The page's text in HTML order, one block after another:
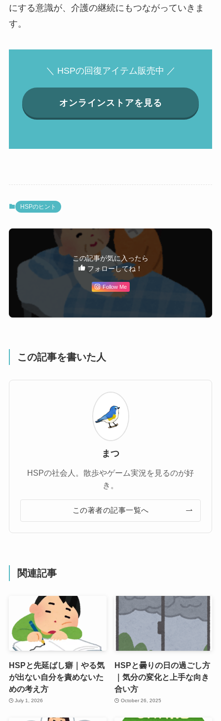
にする意識が、介護の継続にもつながっていきま
す。
＼ HSPの回復アイテム販売中 ／
オンラインストアを見る
HSPのヒント
この記事が気に入ったら
フォローしてね！
Follow Me
この記事を書いた人
まつ
HSPの社会人。散歩やゲーム実況を見るのが好
き。
この著者の記事一覧へ
関連記事
HSPと先延ばし癖｜やる気
が出ない自分を責めないた
めの考え方
July 1, 2026
HSPと曇りの日の過ごし方
｜気分の変化と上手な向き
合い方
October 26, 2025